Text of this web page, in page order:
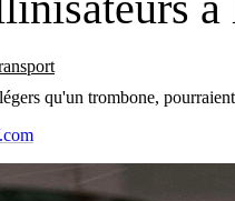
qu'un trombone,